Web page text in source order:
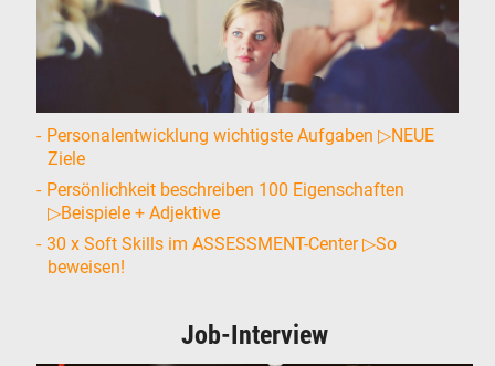
Personalentwicklung wichtigste Aufgaben ▷NEUE
Ziele
Persönlichkeit beschreiben 100 Eigenschaften
▷Beispiele + Adjektive
30 x Soft Skills im ASSESSMENT-Center ▷So
beweisen!
Job-Interview